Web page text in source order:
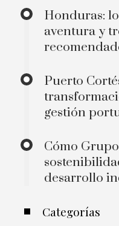
Honduras:
aventura y
Puerto
gestión
Cómo
desarrollo
Categorías